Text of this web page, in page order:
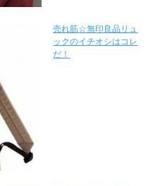
売れ筋☆無印良品リュ
ックのイチオシはコレ
だ！